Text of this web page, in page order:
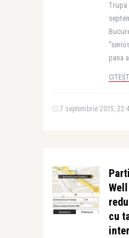
Trupa
pana
7 septembrie 2015,
cu